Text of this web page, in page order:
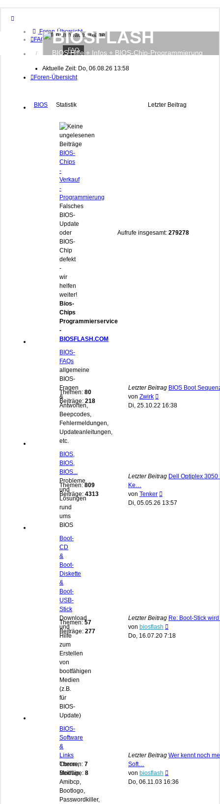
Foren-Übersicht
FAQ
Anmelden
BIOSFLASH
BIOS Hilfe + Infos + BIOS-Chip-Programmierung
FAQ
Aktuelle Zeit: Do, 06.08.26 13:58
Foren-Übersicht
BIOS Statistik Letzter Beitrag
BIOS-
Chips
-
Verkauf
-
Programmierung
Falsches
BIOS-
Update
oder
BIOS-
Chip
defekt
-
wir
helfen
weiter!
Bios-
Chips
Programmierservice
-
BIOSFLASH.COM
Aufrufe insgesamt: 279278
BIOS-
FAQs
allgemeine
BIOS-
Fragen
&
Antworten,
Beepcodes,
Fehlermeldungen,
Updateanleitungen,
etc.
Themen: 80
Beiträge: 218
Letzter Beitrag BIOS Boot
von Zwirk
Beitrag
Di, 25.10.22 16:38
BIOS,
BIOS,
BIOS...
Probleme
und
Lösungen
rund
ums
BIOS
Themen: 809
Beiträge: 4313
Letzter Beitrag Dell Optiplex 3050
Ke…
von Tenker
Beitrag
Di, 05.05.26 13:57
Boot-
CD
&
Boot-
Diskette
&
Boot-
USB-
Stick
Download
und
Hilfe
zum
Erstellen
von
bootfähigen
Medien
(z.B.
für
BIOS-
Update)
Themen: 57
Beiträge: 277
Letzter Beitrag Re: Boot-Stick
von biosflash
Beitrag
Do, 16.07.20 7:18
BIOS-
Software
&
Links
Cbrom,
Modbin,
Amibcp,
Bootlogo,
Passwordkiller,
Themen: 7
Beiträge: 8
Letzter Beitrag Wer kennt noch
Soft…
von biosflash
Beitrag
Do, 06.11.03 16:36